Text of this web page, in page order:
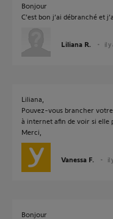
Bonjour
C’est bon j’ai débranché et
Liliana R. il
Liliana,
Pouvez-vous brancher
à internet afin de voir si elle
Merci,
Vanessa F. il
Bonjour